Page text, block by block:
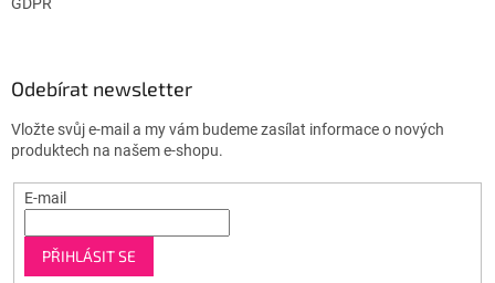
Odebírat newsletter
Vložte svůj e-mail a my vám budeme zasílat informace o nových
produktech na našem e-shopu.
E-mail
PŘIHLÁSIT SE